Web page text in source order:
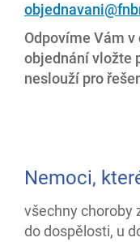
Odpovíme Vám
objednání vložte
neslouží pro
Nemoci,
všechny choroby
do dospělosti, u